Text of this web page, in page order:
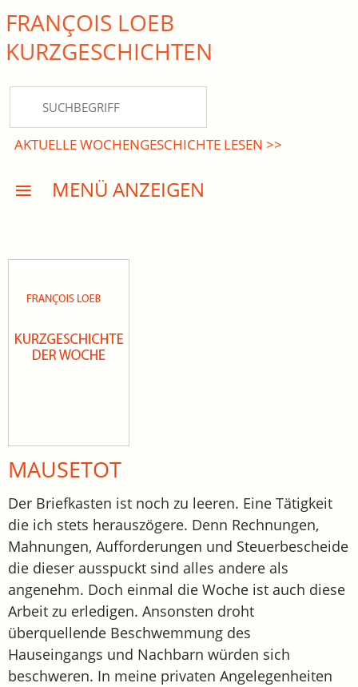
close Submenü
KURZGESCHICHTEN
DREISATZROMANE
PRESSE
FRANÇOIS LOEB
KURZ­GESCHICHTEN
AKTUELLE WOCHENGESCHICHTE LESEN >>
MENÜ ANZEIGEN
MAUSETOT
Der Briefkasten ist noch zu leeren. Eine Tätigkeit
die ich stets herauszögere. Denn Rechnungen,
Mahnungen, Aufforderungen und Steuerbescheide
die dieser ausspuckt sind alles andere als
angenehm. Doch einmal die Woche ist auch diese
Arbeit zu erledigen. Ansonsten droht
überquellende Beschwemmung des
Hauseingangs und Nachbarn würden sich
beschweren. In meine privaten Angelegenheiten